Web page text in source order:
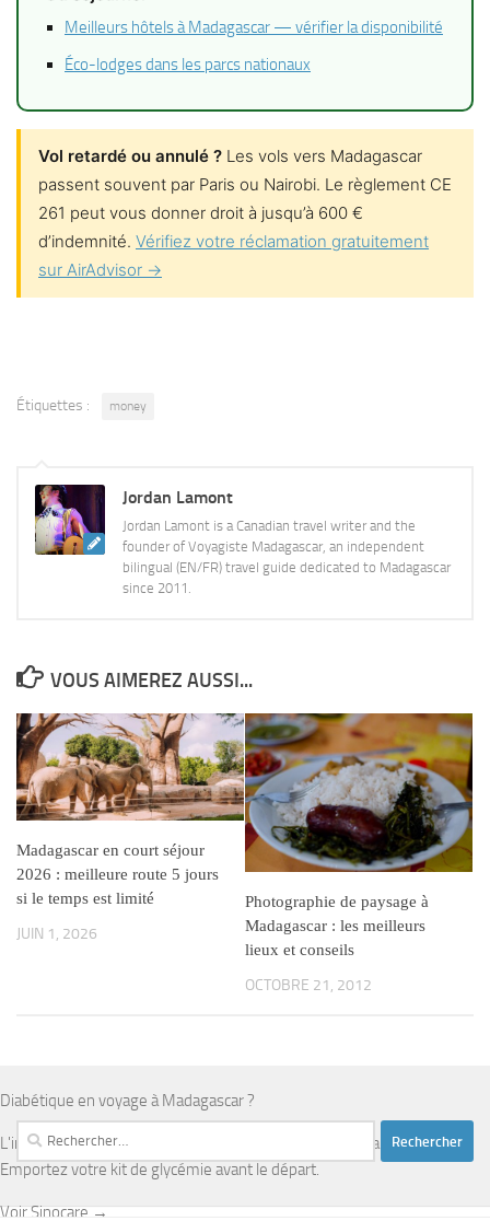
Meilleurs hôtels à Madagascar — vérifier la disponibilité
Éco-lodges dans les parcs nationaux
Vol retardé ou annulé ? Les vols vers Madagascar
passent souvent par Paris ou Nairobi. Le règlement CE
261 peut vous donner droit à jusqu’à 600 €
d’indemnité. Vérifiez votre réclamation gratuitement
sur AirAdvisor →
Étiquettes : money
Jordan Lamont
Jordan Lamont is a Canadian travel writer and the
founder of Voyagiste Madagascar, an independent
bilingual (EN/FR) travel guide dedicated to Madagascar
since 2011.
VOUS AIMEREZ AUSSI...
Madagascar en court séjour
2026 : meilleure route 5 jours
si le temps est limité
JUIN 1, 2026
Photographie de paysage à
Madagascar : les meilleurs
lieux et conseils
OCTOBRE 21, 2012
Diabétique en voyage à Madagascar ?
L'infrastructure médicale est limitée en dehors d'Antananarivo.
Emportez votre kit de glycémie avant le départ.
Voir Sinocare →
Rechercher :